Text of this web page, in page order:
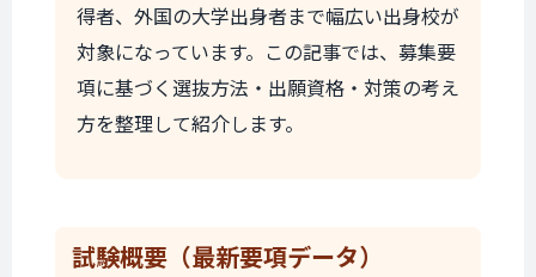
得者、外国の大学出身者まで幅広い出身校が
対象になっています。この記事では、募集要
項に基づく選抜方法・出願資格・対策の考え
方を整理して紹介します。
試験概要 （最新要項データ）